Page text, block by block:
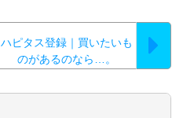
ハピタス登録｜買いたいも
のがあるのなら…。